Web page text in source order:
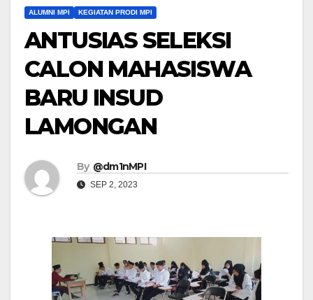
ALUMNI MPI KEGIATAN PRODI MPI
ANTUSIAS SELEKSI
CALON MAHASISWA
BARU INSUD
LAMONGAN
By @dm1nMPI
SEP 2, 2023